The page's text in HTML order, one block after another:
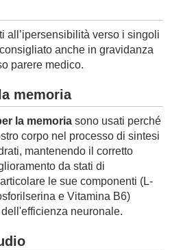
all’ipersensibilità verso i singoli
anche in gravidanza
parere medico.
memoria
la memoria sono usati perché
corpo nel processo di sintesi
mantenendo il corretto
da stati di
le sue componenti (L-
e Vitamina B6)
neuronale.